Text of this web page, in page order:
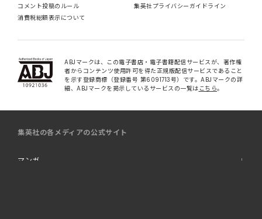
コメント投稿のルール
集英社プライバシーガイドライン
消費税総額表示について
ABJマークは、この電子書店・電子書籍配信サービスが、著作権
者からコンテンツ使用許可を得た正規版配信サービスであること
を示す登録商標（登録番号 第6091713号）です。ABJマークの詳
細、ABJマークを掲示しているサービスの一覧は こちら。
集英社の各メディアの公式サイト
マンガ